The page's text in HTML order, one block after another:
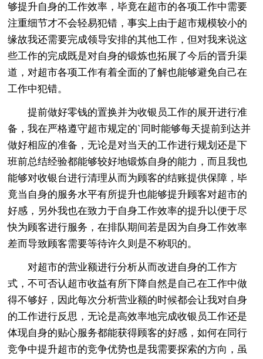
够提升自身的工作效率，毕竟在超市的各项工作中需要
注重细节才不会轻易犯错，事实上由于超市规模较小的
缘故我还需要完成领导安排的其他工作，但对我来说这
些工作的完成既是对自身的锻炼也拓展了今后的晋升渠
道，对超市各项工作有着全面的了解也能够避免自己在
工作中犯错。
提前做好零钱的置换并为收银员工作的展开进行准
备，我在严格遵守超市规定的`同时能够每天提前到达并
做好相应的准备，无论是对当天的工作进行规划还是下
班前总结经验都能够较好地锻炼自身的能力，而且我也
能够对收银台进行清理从而为顾客的结账提供保障，毕
竟当自身的服务水平有所提升也能够提升顾客对超市的
好感，另外我也在致力于自身工作效率的提升以便于尽
快为顾客进行服务，在排队期间若是因为自身工作效率
差而导致顾客需要等待许久则是不称职的。
对超市的营业额进行分析从而改进自身的工作方
式，不可否认超市收益有所下降自然是自己在工作中做
得不够好，因此每次分析营业额的时候都会让我对自身
的工作进行反思，无论是高效率地完成收银员工作还是
体现自身的贴心服务都能获得顾客的好感，如何在同行
竞争中提升超市的竞争优势也是我需要探索的方向，虽